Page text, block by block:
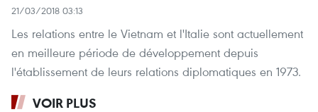
21/03/2018 03:13
Les relations entre le Vietnam et l'Italie sont actuellement
en meilleure période de développement depuis
l'établissement de leurs relations diplomatiques en 1973.
VOIR PLUS